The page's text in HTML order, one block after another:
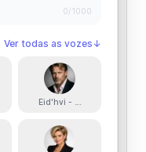
0/1000
Ver todas as vozes ↓
Engaging Storyteller
Eid'hvi - Breathy, Deep,